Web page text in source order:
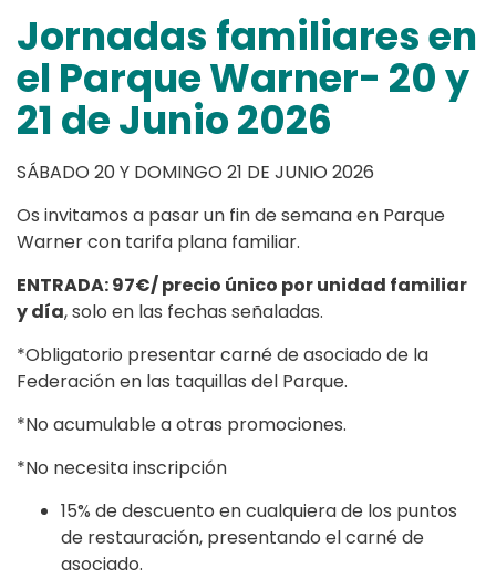
Jornadas familiares en
el Parque Warner- 20 y
21 de Junio 2026
SÁBADO 20 Y DOMINGO 21 DE JUNIO 2026
Os invitamos a pasar un fin de semana en Parque
Warner con tarifa plana familiar.
ENTRADA: 97€/ precio único por unidad familiar
y día, solo en las fechas señaladas.
*Obligatorio presentar carné de asociado de la
Federación en las taquillas del Parque.
*No acumulable a otras promociones.
*No necesita inscripción
15% de descuento en cualquiera de los puntos
de restauración, presentando el carné de
asociado.